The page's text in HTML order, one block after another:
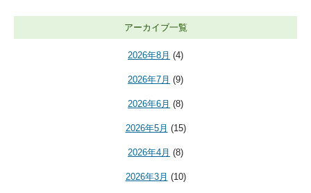
アーカイブ一覧
2026年8月 (4)
2026年7月 (9)
2026年6月 (8)
2026年5月 (15)
2026年4月 (8)
2026年3月 (10)